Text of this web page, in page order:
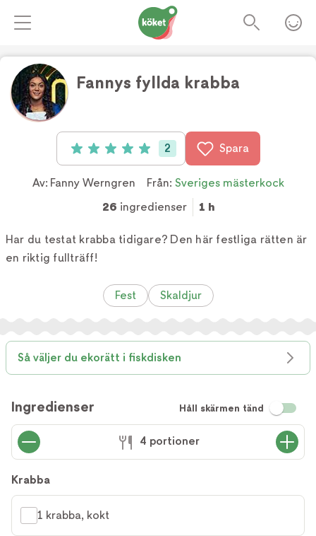
Fannys fyllda krabba
Betyg: 5 av 5 (2 röster)
2 Spara
Av: Fanny Werngren Från: Sveriges mästerkock
26 ingredienser 1 h
Har du testat krabba tidigare? Den här festliga rätten är
en riktig fullträff!
Fest Skaldjur
Så väljer du ekorätt i fiskdisken
Ingredienser Håll skärmen tänd
4 portioner
Krabba
1 krabba, kokt